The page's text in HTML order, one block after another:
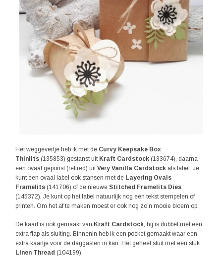
Het weggevertje heb ik met de Curvy Keepsake Box
Thinlits (135853) gestanst uit Kraft Cardstock (133674), daarna
een ovaal geponst (retired) uitVery Vanilla Cardstock als label. Je
kunt een ovaal label ook stansen met de Layering Ovals
Framelits (141706) of de nieuwe Stitched Framelits Dies
(145372). Je kunt op het label natuurlijk nog een tekst stempelen of
printen. Om het af te maken moest er ook nog zo’n mooie bloem op.
De kaart is ook gemaakt van Kraft Cardstock, hij is dubbel met een
extra flap als sluiting. Binnenin heb ik een pocket gemaakt waar een
extra kaartje voor de daggasten in kan. Het geheel sluit met een stuk
Linen Thread (104199).